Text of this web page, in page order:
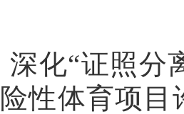
深化“证照分
性体育项目